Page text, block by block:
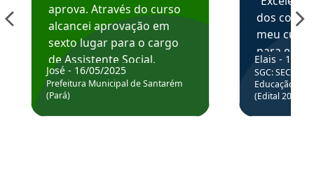
aprova. Através do curso
alcancei aprovação em
sexto lugar para o cargo
de Assistente Social.
Hoje estou atuando na
Prefeitura de Santarém.
José - 16/05/2025
Prefeitura Municipal de Santarém
(Pará)
dos
meu
para
colocar
através
de
Elais - 15/
SGC: SEC BA
Educação
(Edital